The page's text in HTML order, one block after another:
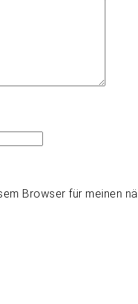
Browser für meinen